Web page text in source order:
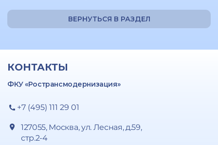
ВЕРНУТЬСЯ В РАЗДЕЛ
КОНТАКТЫ
ФКУ «Ространсмодернизация»
+7 (495) 111 29 01
127055, Москва, ул. Лесная, д.59,
стр.2-4